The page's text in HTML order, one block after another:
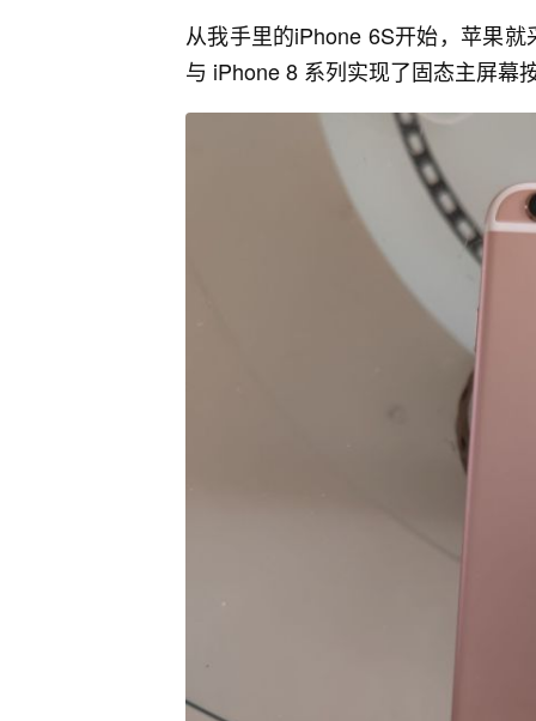
从我手里的iPhone 6S开始，苹果
与 iPhone 8 系列实现了固态主屏幕